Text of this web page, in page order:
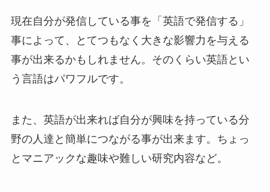
現在自分が発信している事を「英語で発信する」
事によって、とてつもなく大きな影響力を与える
事が出来るかもしれません。そのくらい英語とい
う言語はパワフルです。
また、英語が出来れば自分が興味を持っている分
野の人達と簡単につながる事が出来ます。ちょっ
とマニアックな趣味や難しい研究内容など。